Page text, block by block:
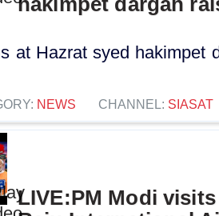
at Hazrat syed hakimpet
NEWS CHANNEL: SIASAT
LIVE:PM Modi